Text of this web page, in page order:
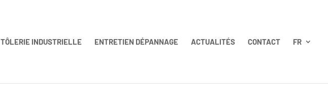
TÔLERIE INDUSTRIELLE ENTRETIEN DÉPANNAGE ACTUALITÉS CONTACT FR